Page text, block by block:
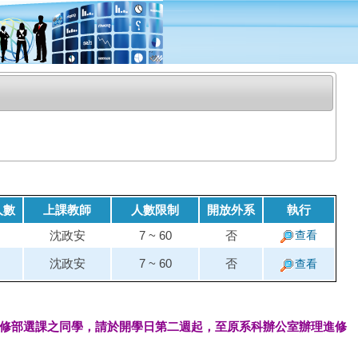
數 上課教師 人數限制 開放外系
執行
沈政安
7 ~ 60 否 查看
沈政安 7 ~ 60 否 查看
部選課之同學，請於開學日第二週起，至原系科辦公室辦理進修